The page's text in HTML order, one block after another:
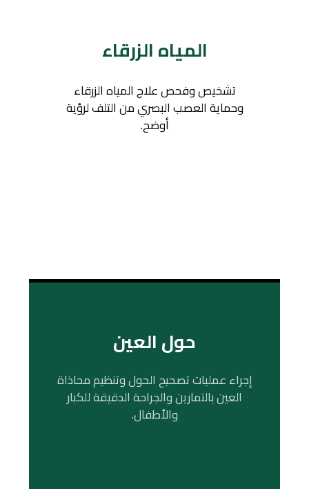
المياه الزرقاء
تشخيص وفحص علاج المياه الزرقاء
وحماية العصب البصري من التلف لرؤية
أوضح.
حول العين
إجراء عمليات تصحيح الحول وتنظيم محاذاة
العين بالتمارين والجراحة الدقيقة للكبار
والأطفال.